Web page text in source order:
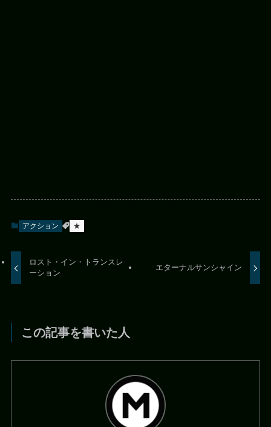
アクション ★
ロスト・イン・トランスレ
ーション
エターナルサンシャイン
この記事を書いた人